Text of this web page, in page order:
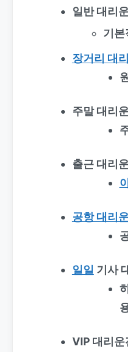
일반 대리
기본
장거리 대
주말 대리
출근 대리
공항 대리
일일 기사
VIP 대리운